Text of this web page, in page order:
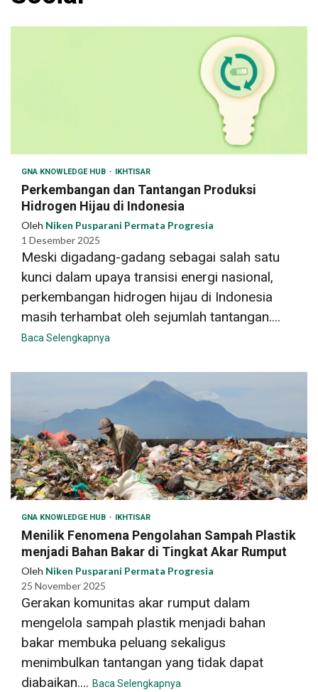
GNA KNOWLEDGE HUB IKHTISAR
Perkembangan dan Tantangan Produksi
Hidrogen Hijau di Indonesia
Oleh Niken Pusparani Permata Progresia
1 Desember 2025
Meski digadang-gadang sebagai salah satu
kunci dalam upaya transisi energi nasional,
perkembangan hidrogen hijau di Indonesia
masih terhambat oleh sejumlah tantangan....
Baca Selengkapnya
GNA KNOWLEDGE HUB IKHTISAR
Menilik Fenomena Pengolahan Sampah Plastik
menjadi Bahan Bakar di Tingkat Akar Rumput
Oleh Niken Pusparani Permata Progresia
25 November 2025
Gerakan komunitas akar rumput dalam
mengelola sampah plastik menjadi bahan
bakar membuka peluang sekaligus
menimbulkan tantangan yang tidak dapat
diabaikan.... Baca Selengkapnya